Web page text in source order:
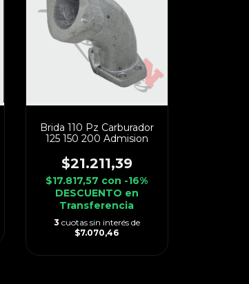
Brida 110 Pz Carburador
125 150 200 Admision
$21.211,39
$17.817,57 con -16%
DESCUENTO en
Transferencia
3 cuotas sin interés de
$7.070,46